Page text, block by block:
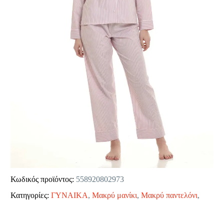
Κωδικός προϊόντος: 558920802973
Κατηγορίες: ΓΥΝΑΙΚΑ, Μακρύ μανίκι, Μακρύ παντελόνι,